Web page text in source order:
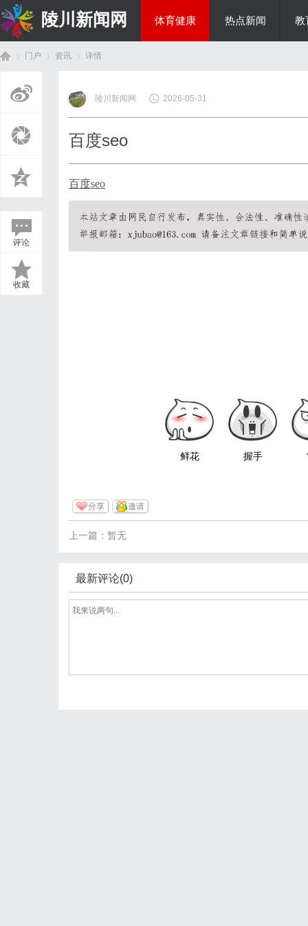
陵川新闻网 体育健康 热点新闻 教
门户 资讯
›
详情
评论
收藏
陵川新闻网 2026-05-31
百度seo
百度seo
鲜花 握手
分享 邀请
上一篇：暂无
最新评论(0)